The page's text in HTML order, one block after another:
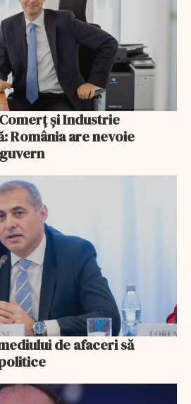
și Industrie
România are nevoie
de afaceri să